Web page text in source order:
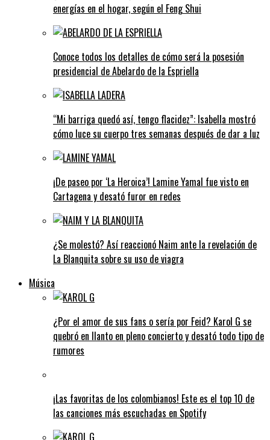
energías en el hogar, según el Feng Shui
Conoce todos los detalles de cómo será la posesión
presidencial de Abelardo de la Espriella
“Mi barriga quedó así, tengo flacidez”: Isabella mostró
cómo luce su cuerpo tres semanas después de dar a luz
¡De paseo por ‘La Heroica’! Lamine Yamal fue visto en
Cartagena y desató furor en redes
¿Se molestó? Así reaccionó Naim ante la revelación de
La Blanquita sobre su uso de viagra
Música
¿Por el amor de sus fans o sería por Feid? Karol G se
quebró en llanto en pleno concierto y desató todo tipo de
rumores
¡Las favoritas de los colombianos! Este es el top 10 de
las canciones más escuchadas en Spotify